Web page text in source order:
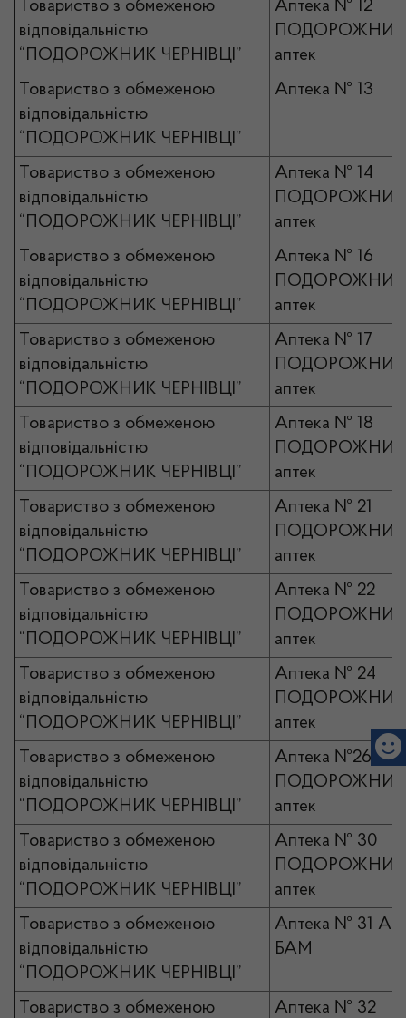
Товариство з обмеженою
відповідальністю
“ПОДОРОЖНИК ЧЕРНІВЦІ”
Аптека № 12
ПОДОРОЖНИК
аптек
Товариство з обмеженою
відповідальністю
“ПОДОРОЖНИК ЧЕРНІВЦІ”
Аптека № 13
Товариство з обмеженою
відповідальністю
“ПОДОРОЖНИК ЧЕРНІВЦІ”
Аптека № 14
ПОДОРОЖНИК
аптек
Товариство з обмеженою
відповідальністю
“ПОДОРОЖНИК ЧЕРНІВЦІ”
Аптека № 16
ПОДОРОЖНИК
аптек
Товариство з обмеженою
відповідальністю
“ПОДОРОЖНИК ЧЕРНІВЦІ”
Аптека № 17
ПОДОРОЖНИК
аптек
Товариство з обмеженою
відповідальністю
“ПОДОРОЖНИК ЧЕРНІВЦІ”
Аптека № 18
ПОДОРОЖНИК
аптек
Товариство з обмеженою
відповідальністю
“ПОДОРОЖНИК ЧЕРНІВЦІ”
Аптека № 21
ПОДОРОЖНИК
аптек
Товариство з обмеженою
відповідальністю
“ПОДОРОЖНИК ЧЕРНІВЦІ”
Аптека № 22
ПОДОРОЖНИК
аптек
Товариство з обмеженою
відповідальністю
“ПОДОРОЖНИК ЧЕРНІВЦІ”
Аптека № 24
ПОДОРОЖНИК
аптек
Товариство з обмеженою
відповідальністю
“ПОДОРОЖНИК ЧЕРНІВЦІ”
Аптека №26
ПОДОРОЖНИК
аптек
Товариство з обмеженою
відповідальністю
“ПОДОРОЖНИК ЧЕРНІВЦІ”
Аптека № 30
ПОДОРОЖНИК
аптек
Товариство з обмеженою
відповідальністю
“ПОДОРОЖНИК ЧЕРНІВЦІ”
Аптека № 31
БАМ
Товариство з обмеженою
Аптека № 32